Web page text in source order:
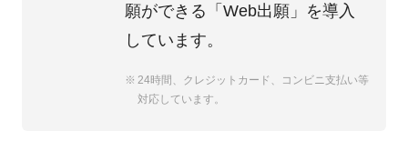
願ができる 「Web出願」 を導入
しています。
24時間、クレジットカード、コンビニ支払い等
対応しています。